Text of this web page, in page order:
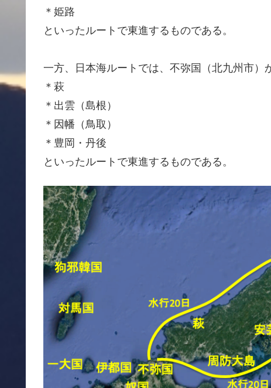
＊姫路
といったルートで東進するものである。
一方、日本海ルートでは、不弥国（北九州市）
＊萩
＊出雲（島根）
＊因幡（鳥取）
＊豊岡・丹後
といったルートで東進するものである。